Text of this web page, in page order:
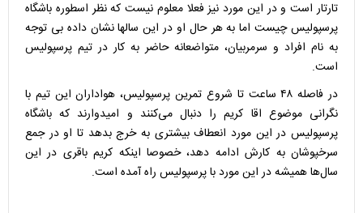
تارتار است و در این مورد نیز فعلا معلوم نیست که نظر اسطوره باشگاه
پرسپولیس چیست اما به هر حال او در این سالها نشان داده بی توجه
به نام افراد و سرمربیان، متواضعانه حاضر به کار در تیم پرسپولیس
است.
در فاصله ۴۸ ساعت تا شروع تمرین پرسپولیس، هواداران این تیم با
نگرانی موضوع اقا کریم را دنبال می‌کنند و امیدوارند که باشگاه
پرسپولیس در این مورد انعطاف بیشتری به خرج بدهد تا او در جمع
سرخپوشان به کارش ادامه دهد، خصوصا اینکه کریم باقری در این
سال‌ها همیشه در این مورد با پرسپولیس راه آمده است.